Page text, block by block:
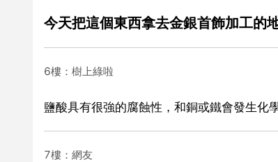
今天把這個東西拿去金銀首飾加工的
6樓：樹上綠啦
鹽酸具有很強的腐蝕性，和銅或鐵會發生化學
7樓：網友